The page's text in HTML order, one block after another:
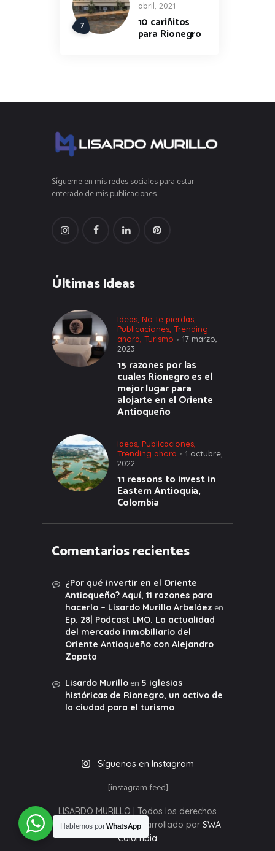
abril, 2021
10 cariñitos
para Rionegro
Sígueme en mis redes sociales para estar
enterado de mis publicaciones.
Últimas Ideas
Ideas, No te pierdas,
Publicaciones, Trending
ahora, Turismo
17 marzo,
2023
15 razones por las
cuales Rionegro es el
mejor lugar para
alojarte en el Oriente
Antioqueño
Ideas Publicaciones
Trending ahora
1 octubre,
2022
11 reasons to invest in
Eastern Antioquia,
Colombia
Comentarios recientes
¿Por qué invertir en el Oriente
Antioqueño? Aquí, 11 razones para
hacerlo – Lisardo Murillo Arbeláez en
Ep. 28| Podcast LMO. La actualidad
del mercado inmobiliario del
Oriente Antioqueño con Alejandro
Zapata
Lisardo Murilloen 5 iglesias
históricas de Rionegro, un activo de
la ciudad para el turismo
Síguenos en Instagram
[instagram-feed]
LISARDO MURILLO | Todos los derechos
reservados 2020 | Desarrollado por SWA
Colombia
Hablemos porWhatsApp